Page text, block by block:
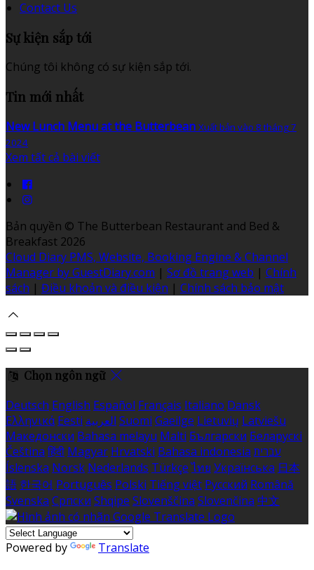
Contact Us
Sự kiện sắp tới
Chúng tôi không có sự kiện sắp tới.
Tin mới nhất
New Lunch Menu at the Butterbean Xuất bản vào 8 tháng 7
2024
Xem tất cả bài viết
Bản quyền © The Butterbean Restaurant and Bed &
Breakfast 2026
Cloud Diary PMS, Website, Booking Engine & Channel
Manager by GuestDiary.com | Sơ đồ trang web | Chính
sách | Điều khoản và điều kiện | Chính sách bảo mật
Chọn ngôn ngữ
Deutsch English Español Français Italiano Dansk
Ελληνικά Eesti العربية Suomi Gaeilge Lietuvių Latviešu
Македонски Bahasa melayu Malti Български Беларускі
Čeština हिंदी Magyar Hrvatski Bahasa indonesia עברית
Íslenska Norsk Nederlands Türkçe ไทย Українська 日本
語 한국어 Português Polski Tiếng việt Русский Română
Svenska Српски Shqipe Slovenščina Slovenčina 中文
Powered by Translate